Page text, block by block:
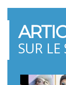
SUR LE